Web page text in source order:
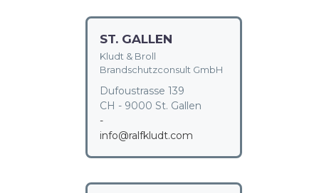
ST. GALLEN
Kludt & Broll
Brandschutzconsult GmbH
Dufoustrasse 139
CH - 9000 St. Gallen
-
info@ralfkludt.com